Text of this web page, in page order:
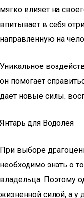
мягко влияет на
впитывает в себя
направленную на
Уникальное
он помогает
дает новые силы,
Янтарь для Водолея
При выборе
необходимо знать о
владельца. Поэтому
жизненной силой, а у